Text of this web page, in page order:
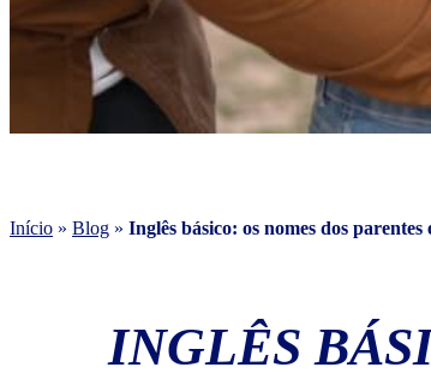
Início » Blog » Inglês básico: os nomes dos parentes
INGLÊS